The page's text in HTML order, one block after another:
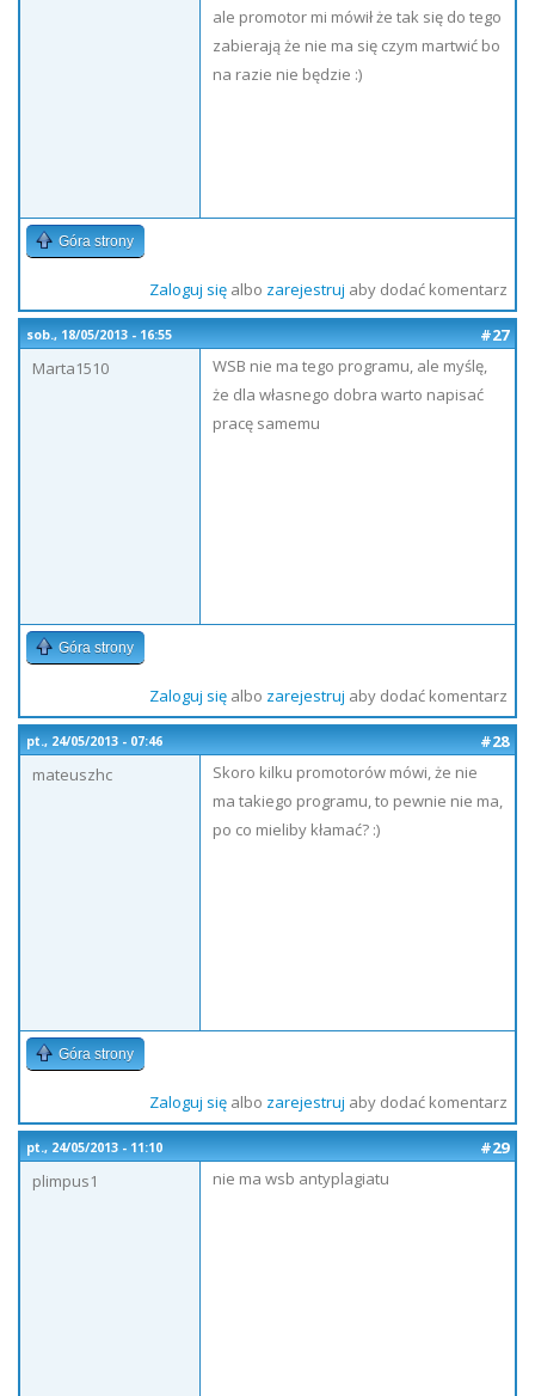
ale promotor mi mówił że tak się do tego
zabierają że nie ma się czym martwić bo
na razie nie będzie :)
Góra strony
Zaloguj sięalbo zarejestruj aby dodać komentarz
sob., 18/05/2013 - 16:55
#27
Marta1510
WSB nie ma tego programu, ale myślę,
że dla własnego dobra warto napisać
pracę samemu
Góra strony
Zaloguj sięalbo zarejestruj aby dodać komentarz
pt., 24/05/2013 - 07:46
#28
mateuszhc
Skoro kilku promotorów mówi, że nie
ma takiego programu, to pewnie nie ma,
po co mieliby kłamać? :)
Góra strony
Zaloguj sięalbo zarejestruj aby dodać komentarz
pt., 24/05/2013 - 11:10
#29
plimpus1
nie ma wsb antyplagiatu